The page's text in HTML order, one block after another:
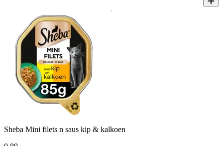
Sheba Mini filets n saus kip & kalkoen